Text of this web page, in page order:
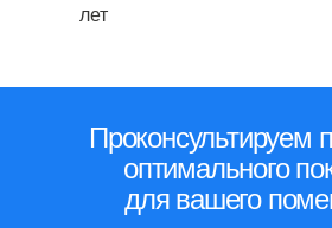
лет
Проконсультируем
оптимального
для вашего